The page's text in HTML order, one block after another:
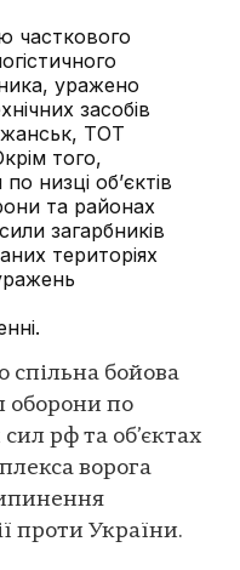
часткового
уражено
засобів
ТОТ
того,
низці об’єктів
та районах
загарбників
територіях
спільна бойова
оборони по
рф та об’єктах
ворога
проти України.